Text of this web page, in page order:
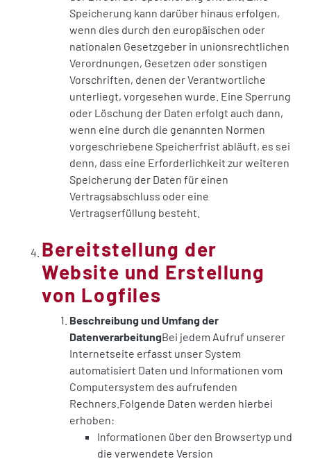
Speicherung kann darüber hinaus erfolgen,
wenn dies durch den europäischen oder
nationalen Gesetzgeber in unionsrechtlichen
Verordnungen, Gesetzen oder sonstigen
Vorschriften, denen der Verantwortliche
unterliegt, vorgesehen wurde. Eine Sperrung
oder Löschung der Daten erfolgt auch dann,
wenn eine durch die genannten Normen
vorgeschriebene Speicherfrist abläuft, es sei
denn, dass eine Erforderlichkeit zur weiteren
Speicherung der Daten für einen
Vertragsabschluss oder eine
Vertragserfüllung besteht.
Bereitstellung der
Website und Erstellung
von Logfiles
Beschreibung und Umfang der
DatenverarbeitungBei jedem Aufruf unserer
Internetseite erfasst unser System
automatisiert Daten und Informationen vom
Computersystem des aufrufenden
Rechners.Folgende Daten werden hierbei
erhoben:
Informationen über den Browsertyp und
die verwendete Version